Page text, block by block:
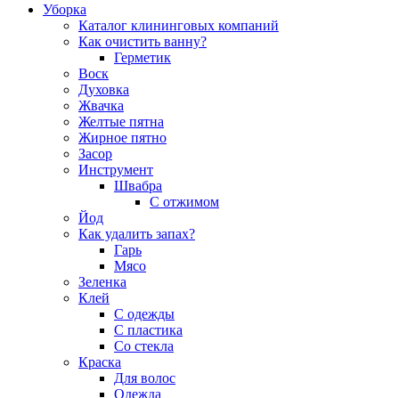
Уборка
Каталог клининговых компаний
Как очистить ванну?
Герметик
Воск
Духовка
Жвачка
Желтые пятна
Жирное пятно
Засор
Инструмент
Швабра
С отжимом
Йод
Как удалить запах?
Гарь
Мясо
Зеленка
Клей
С одежды
С пластика
Со стекла
Краска
Для волос
Одежда